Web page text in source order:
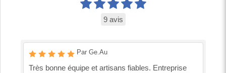
9 avis
Par Ge.Au
Très bonne équipe et artisans fiables. Entreprise